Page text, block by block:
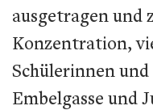
ausgetragen und
Konzentration,
Schülerinnen
Embelgasse und